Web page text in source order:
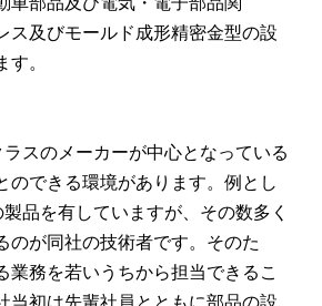
ス及びモールド成形精密金型の設
。
スのメーカーが中心となっている
のできる環境があります。例とし
品を有していますが、その数多く
のが同社の技術者です。そのた
務を若いうちから担当できるこ
当初は先輩社員とともに部品の設